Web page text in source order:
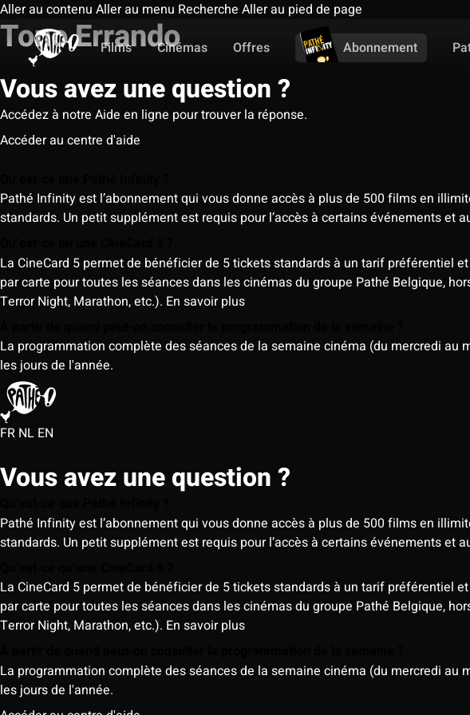
Aller au contenu Aller au menu Recherche Aller au pied de page
Films
Cinémas Offres Abonnement
Tono Errando
Vous avez une question ?
Accédez à notre Aide en ligne pour trouver la réponse.
Accéder au centre d'aide
Pathé Infinity est l’abonnement qui vous donne accès à plus de 500 films en
standards. Un petit supplément est requis pour l’accès à certains événements et
La CineCard 5 permet de bénéficier de 5 tickets standards à un tarif préférentiel
par carte pour toutes les séances dans les cinémas du groupe Pathé Belgique,
Terror Night, Marathon, etc.). En savoir plus
La programmation complète des séances de la semaine cinéma (du mercredi
les jours de l'année.
FR NL EN
Vous avez une question ?
Pathé Infinity est l’abonnement qui vous donne accès à plus de 500 films en
standards. Un petit supplément est requis pour l’accès à certains événements et
La CineCard 5 permet de bénéficier de 5 tickets standards à un tarif préférentiel
par carte pour toutes les séances dans les cinémas du groupe Pathé Belgique,
Terror Night, Marathon, etc.). En savoir plus
La programmation complète des séances de la semaine cinéma (du mercredi
les jours de l'année.